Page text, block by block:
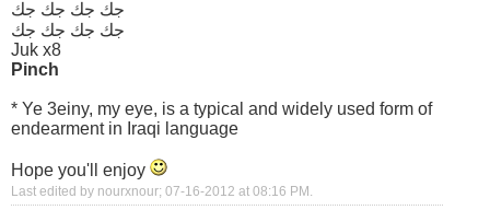
جك جك جك جك
جك جك جك جك
Juk x8
Pinch
* Ye 3einy, my eye, is a typical and widely used form of
endearment in Iraqi language
Hope you'll enjoy
Last edited by nourxnour; 07-16-2012 at 08:16 PM .